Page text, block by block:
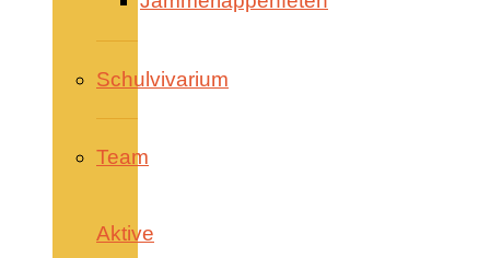
Schulvivarium
Team
Aktive